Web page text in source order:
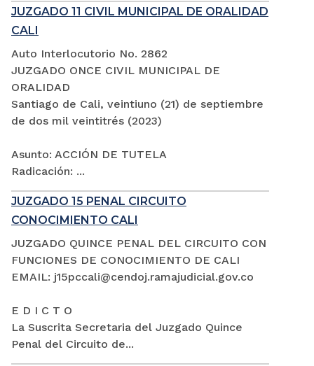
JUZGADO 11 CIVIL MUNICIPAL DE ORALIDAD
CALI
Auto Interlocutorio No. 2862
JUZGADO ONCE CIVIL MUNICIPAL DE
ORALIDAD
Santiago de Cali, veintiuno (21) de septiembre
de dos mil veintitrés (2023)
Asunto: ACCIÓN DE TUTELA
Radicación: ...
JUZGADO 15 PENAL CIRCUITO
CONOCIMIENTO CALI
JUZGADO QUINCE PENAL DEL CIRCUITO CON
FUNCIONES DE CONOCIMIENTO DE CALI
EMAIL: j15pccali@cendoj.ramajudicial.gov.co
E D I C T O
La Suscrita Secretaria del Juzgado Quince
Penal del Circuito de...